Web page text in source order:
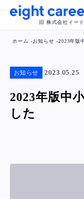
旧 株式会社イー
ホーム お知らせ 2023年版
お知らせ 2023.05.25
2023年版中
した